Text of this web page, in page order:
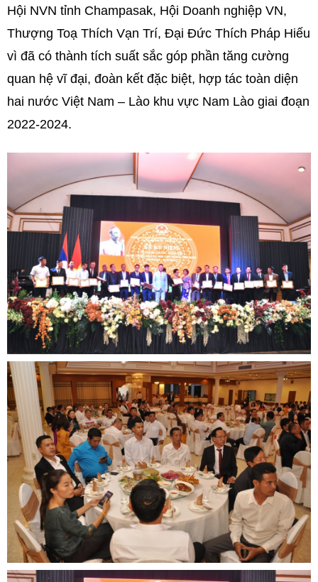
Hội NVN tỉnh Champasak, Hội Doanh nghiệp VN,
Thượng Toạ Thích Vạn Trí, Đại Đức Thích Pháp Hiếu
vì đã có thành tích suất sắc góp phần tăng cường
quan hệ vĩ đại, đoàn kết đặc biệt, hợp tác toàn diện
hai nước Việt Nam – Lào khu vực Nam Lào giai đoạn
2022-2024.